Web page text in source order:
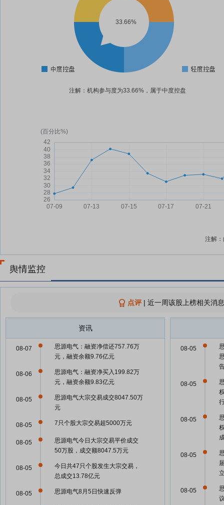
33.66%
注解：机构参与度为33.66%，属于中度控盘
注解
舆情监控
点评| 近一周该股上榜相关消
资讯
思源电气：融资净偿还757.76万
元，融资余额9.76亿元
08-07
思源电气：融资净买入199.82万
元，融资余额9.83亿元
08-06
思源电气大宗交易成交8047.50万
元
08-05
7只个股大宗交易超5000万元
08-05
思源电气今日大宗交易平价成交
50万股，成交额8047.5万元
08-05
今日共47只个股发生大宗交易，
总成交13.78亿元
08-05
思源电气8月5日快速反弹
08-05
08-05
08-05
08-05
08-05
08-05